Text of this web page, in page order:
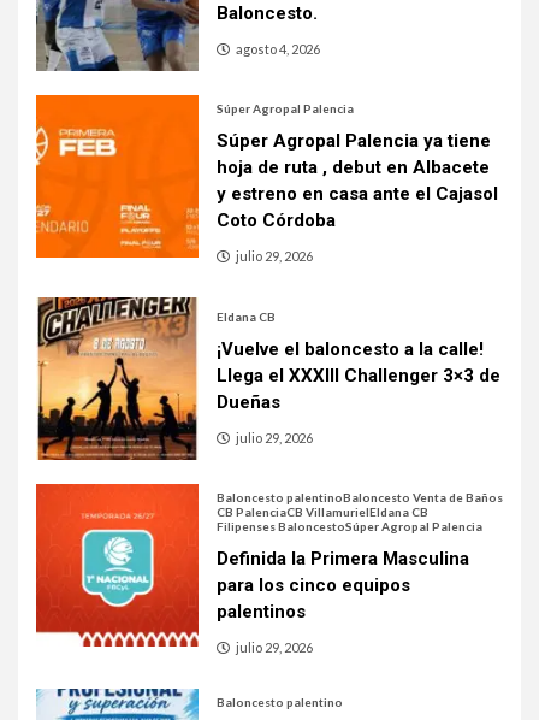
Baloncesto.
agosto 4, 2026
Súper Agropal Palencia
Súper Agropal Palencia ya tiene
hoja de ruta , debut en Albacete
y estreno en casa ante el Cajasol
Coto Córdoba
julio 29, 2026
Eldana CB
¡Vuelve el baloncesto a la calle!
Llega el XXXIII Challenger 3×3 de
Dueñas
julio 29, 2026
Baloncesto palentinoBaloncesto Venta de Baños
CB PalenciaCB VillamurielEldana CB
Filipenses BaloncestoSúper Agropal Palencia
Definida la Primera Masculina
para los cinco equipos
palentinos
julio 29, 2026
Baloncesto palentino